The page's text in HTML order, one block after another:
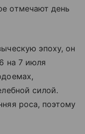
отмечают день
эпоху, он
на 7 июля
силой.
роса, поэтому